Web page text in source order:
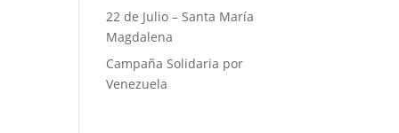
22 de Julio – Santa María
Magdalena
Campaña Solidaria por
Venezuela